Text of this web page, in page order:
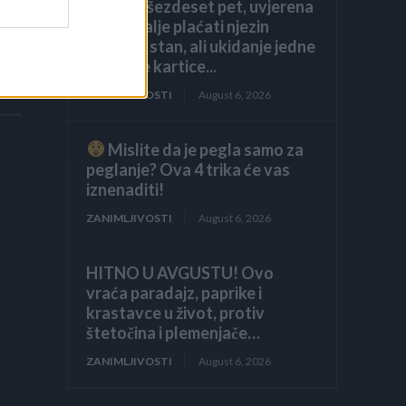
navršila šezdeset pet, uvjerena
da ću i dalje plaćati njezin
luksuzni stan, ali ukidanje jedne
dodatne kartice...
ZANIMLJIVOSTI August 6, 2026
Mislite da je pegla samo za
peglanje? Ova 4 trika će vas
iznenaditi!
ZANIMLJIVOSTI August 6, 2026
HITNO U AVGUSTU! Ovo
vraća paradajz, paprike i
krastavce u život, protiv
štetočina i plemenjače…
ZANIMLJIVOSTI August 6, 2026